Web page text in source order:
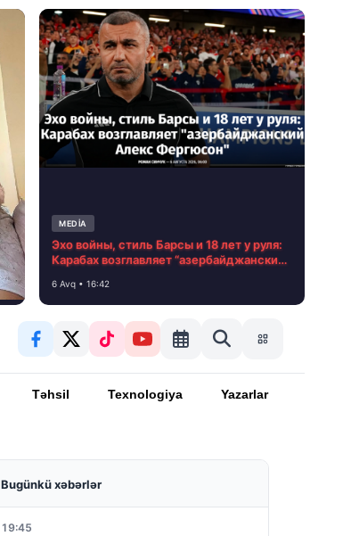
MEDİA
Эхо войны, стиль Барсы и 18 лет у руля:
Карабах возглавляет “азербайджанский
6 Avq • 16:42
Təhsil Texnologiya Yazarlar
Bugünkü xəbərlər
19:45